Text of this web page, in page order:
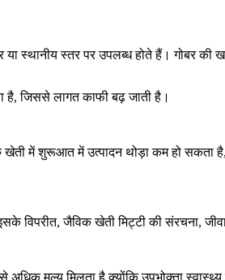
स्थानीय स्तर पर उपलब्ध होते हैं। गोबर की
है, जिससे लागत काफी बढ़ जाती है।
में शुरूआत में उत्पादन थोड़ा कम हो सकता है,
जैविक खेती मिट्टी की संरचना,
मूल्य मिलता है क्योंकि उपभोक्ता